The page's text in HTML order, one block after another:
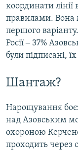
координати
правилами. Вона
першого
Росії ‒ 37%
були підписані,
Шантаж?
Нарощування
над Азовським
охороною
проходить через